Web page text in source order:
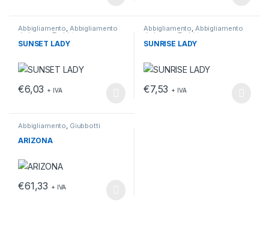
Abbigliamento, Abbigliamento
da lavoro ,T-shirt
SUNSET LADY
€6,03 + IVA
Abbigliamento, Abbigliamento
da lavoro ,T-shirt
SUNRISE LADY
€7,53 + IVA
Abbigliamento Giubbotti
ARIZONA
€61,33 + IVA